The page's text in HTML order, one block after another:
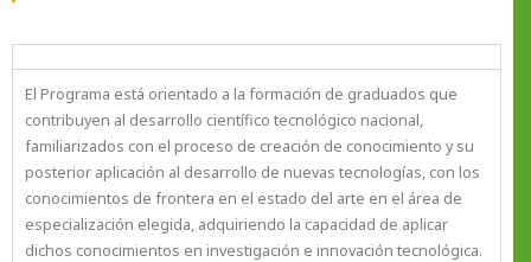
El Programa está orientado a la formación de graduados que
contribuyen al desarrollo científico tecnológico nacional,
familiarizados con el proceso de creación de conocimiento y su
posterior aplicación al desarrollo de nuevas tecnologías, con los
conocimientos de frontera en el estado del arte en el área de
especialización elegida, adquiriendo la capacidad de aplicar
dichos conocimientos en investigación e innovación tecnológica.